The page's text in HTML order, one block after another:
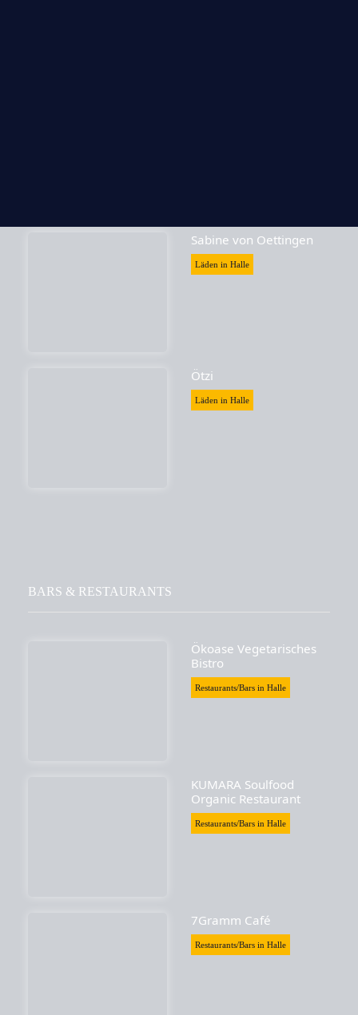
Sabine von Oettingen
Läden in Halle
Ötzi
Läden in Halle
BARS & RESTAURANTS
Ökoase Vegetarisches
Bistro
Restaurants/Bars in Halle
KUMARA Soulfood
Organic Restaurant
Restaurants/Bars in Halle
7Gramm Café
Restaurants/Bars in Halle